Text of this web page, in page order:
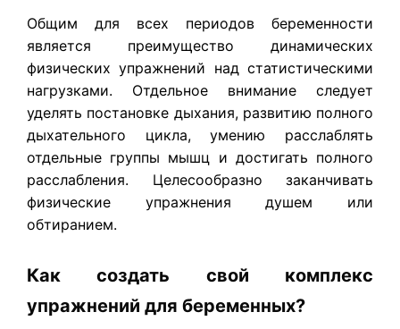
Общим для всех периодов беременности
является преимущество динамических
физических упражнений над статистическими
нагрузками. Отдельное внимание следует
уделять постановке дыхания, развитию полного
дыхательного цикла, умению расслаблять
отдельные группы мышц и достигать полного
расслабления. Целесообразно заканчивать
физические упражнения душем или
обтиранием.
Как создать свой комплекс
упражнений для беременных?